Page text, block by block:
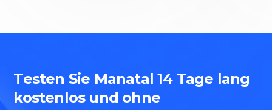
Testen Sie Manatal 14 Tage lang
kostenlos und ohne